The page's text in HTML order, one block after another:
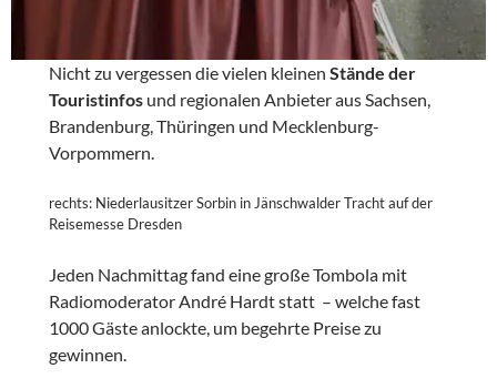
Nicht zu vergessen die vielen kleinenStände der
Touristinfos und regionalen Anbieter aus Sachsen,
Brandenburg, Thüringen und Mecklenburg-
Vorpommern.
rechts: Niederlausitzer Sorbin in Jänschwalder Tracht auf der
Reisemesse Dresden
Jeden Nachmittag fand eine große Tombola mit
Radiomoderator André Hardt statt – welche fast
1000 Gäste anlockte, um begehrte Preise zu
gewinnen.